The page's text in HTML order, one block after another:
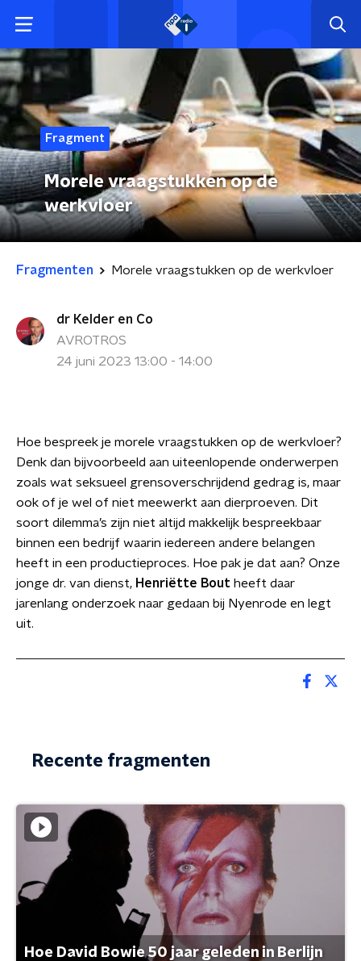
Fragment
Morele vraagstukken op de
werkvloer
Fragmenten Morele vraagstukken op de werkvloer
dr Kelder en Co
AVROTROS
24 juni 2023 13:00 - 14:00
Hoe bespreek je morele vraagstukken op de werkvloer?
Denk dan bijvoorbeeld aan uiteenlopende onderwerpen
zoals wat seksueel grensoverschrijdend gedrag is, maar
ook of je wel of niet meewerkt aan dierproeven. Dit
soort dilemma’s zijn niet altijd makkelijk bespreekbaar
binnen een bedrijf waarin iedereen andere belangen
heeft in een productieproces. Hoe pak je dat aan? Onze
jonge dr. van dienst, Henriëtte Bout heeft daar
jarenlang onderzoek naar gedaan bij Nyenrode en legt
uit.
Recente fragmenten
Hoe David Bowie 50 jaar geleden in Berlijn